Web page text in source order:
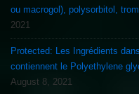
ou macrogol), polysorbitol,
2021
Protected: Les Ingrédients
contiennent le Polyethylene
August 8, 2021